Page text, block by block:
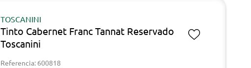
TOSCANINI
Tinto Cabernet Franc Tannat Reservado
Toscanini
Referencia: 600818